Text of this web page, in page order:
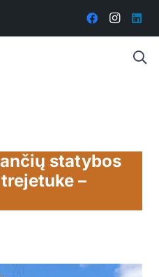
statybos
–